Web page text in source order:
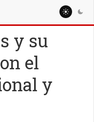
y su
el
y